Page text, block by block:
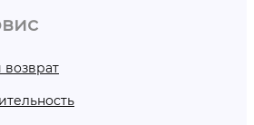
возврат